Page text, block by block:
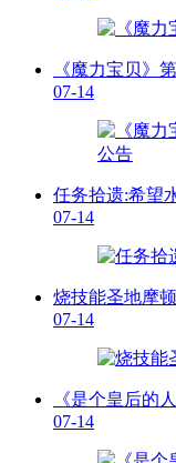
《魔力宝贝》
07-14
任务拾遗:希望
07-14
烧技能圣地摩
07-14
《是个皇后的人
07-14